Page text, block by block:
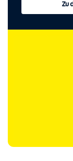
Zu